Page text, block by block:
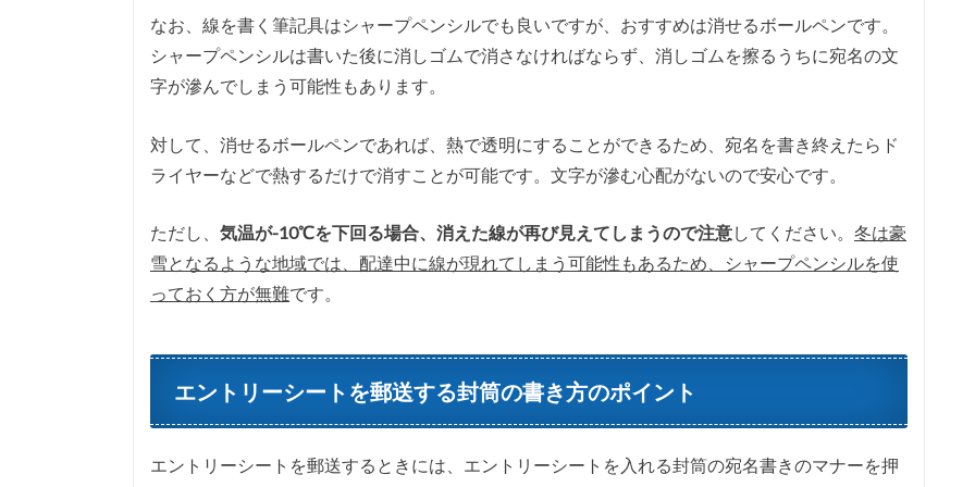
なお、線を書く筆記具はシャープペンシルでも良いですが、おすすめは消せるボールペンです。
シャープペンシルは書いた後に消しゴムで消さなければならず、消しゴムを擦るうちに宛名の文
字が滲んでしまう可能性もあります。
対して、消せるボールペンであれば、熱で透明にすることができるため、宛名を書き終えたらド
ライヤーなどで熱するだけで消すことが可能です。文字が滲む心配がないので安心です。
ただし、 気温が-10℃を下回る場合、消えた線が再び見えてしまうので注意してください。 冬は豪
雪となるような地域では、配達中に線が現れてしまう可能性もあるため、シャープペンシルを使
っておく方が無難です。
エントリーシートを郵送する封筒の書き方のポイント
エントリーシートを郵送するときには、エントリーシートを入れる封筒の宛名書きのマナーを押